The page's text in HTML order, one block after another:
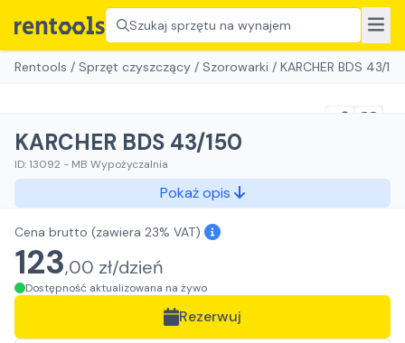
Szukaj sprzętu na wynajem
Rentools / Sprzęt czyszczący / Szorowarki / KARCHER BDS 43/
KARCHER BDS 43/150
ID:13092 - MB Wypożyczalnia
Pokaż opis
Cena brutto (zawiera 23% VAT)
123,00 zł/dzień
Dostępność aktualizowana na żywo
Rezerwuj